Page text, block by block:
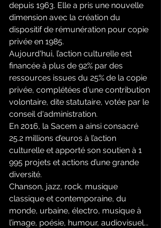
depuis 1963. Elle a pris une nouvelle
dimension avec la création du
dispositif de rémunération pour copie
privée en 1985.
Aujourd'hui, l’action culturelle est
financée à plus de 92% par des
ressources issues du 25% de la copie
privée, complétées d'une contribution
volontaire, dite statutaire, votée par le
conseil d'administration.
En 2016, la Sacem a ainsi consacré
25.2 millions d’euros à l’action
culturelle et apporté son soutien à 1
995 projets et actions d’une grande
diversité.
Chanson, jazz, rock, musique
classique et contemporaine, du
monde, urbaine, électro, musique à
l’image, poésie, humour, audiovisuel...